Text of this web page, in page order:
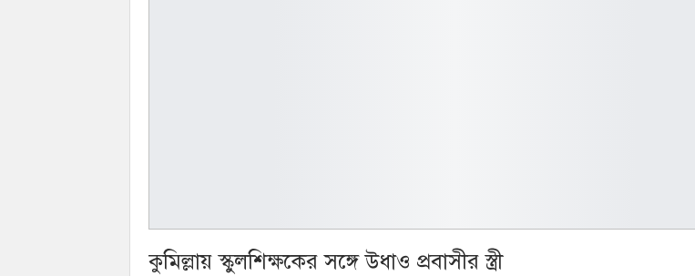
কুমিল্লায় স্কুলশিক্ষকের সঙ্গে উধাও প্রবাসীর স্ত্রী